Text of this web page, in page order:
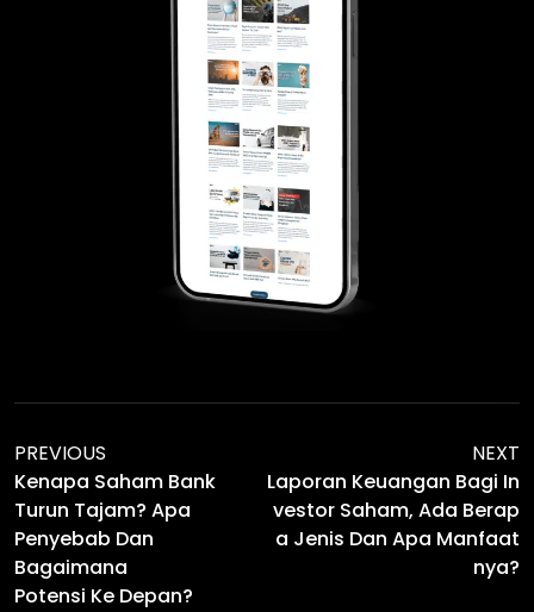
PREVIOUS
Kenapa Saham Bank
Turun Tajam? Apa
Penyebab Dan
Bagaimana
Potensi Ke Depan?
NEXT
Laporan Keuangan Bagi In
Vestor Saham, Ada Berap
A Jenis Dan Apa Manfaat
Nya?